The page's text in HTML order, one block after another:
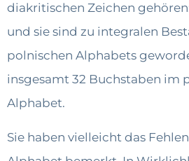
diakritischen Zeichen gehören:
und sie sind zu integralen
polnischen Alphabets
insgesamt 32 Buchstaben im
Alphabet.
Sie haben vielleicht das